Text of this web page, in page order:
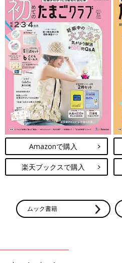
Amazonで購入
楽天ブックスで購入
ムック書籍